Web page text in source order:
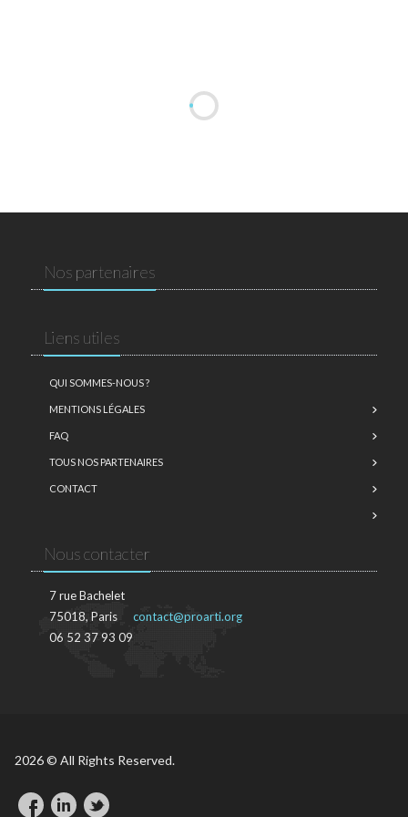
Nos partenaires
Liens utiles
QUI SOMMES-NOUS ?
MENTIONS LÉGALES
FAQ
TOUS NOS PARTENAIRES
CONTACT
Nous contacter
7 rue Bachelet
75018, Paris
06 52 37 93 09
contact@proarti.org
2026 © All Rights Reserved.